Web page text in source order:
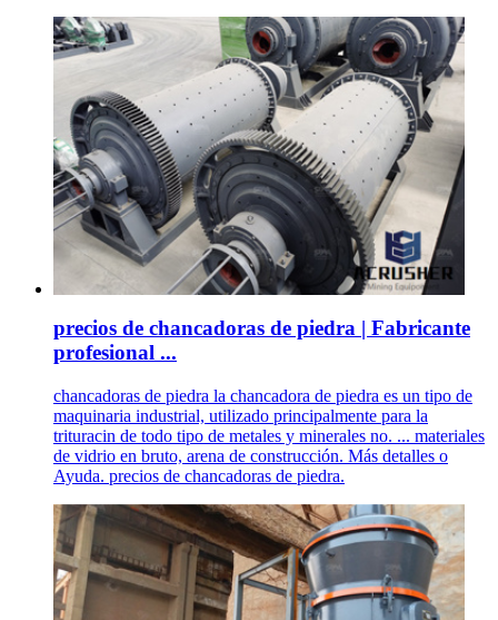
precios de chancadoras de piedra | Fabricante
profesional ...
chancadoras de piedra la chancadora de piedra es un tipo de
maquinaria industrial, utilizado principalmente para la
trituracin de todo tipo de metales y minerales no. ... materiales
de vidrio en bruto, arena de construcción. Más detalles o
Ayuda. precios de chancadoras de piedra.